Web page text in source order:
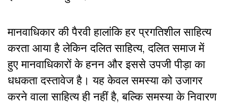
मानवाधिकार की पैरवी हालांकि हर प्रगतिशील साहित्य
करता आया है लेकिन दलित साहित्य, दलित समाज में
हुए मानवाधिकारों के हनन और इससे उपजी पीड़ा का
धधकता दस्तावेज है। यह केवल समस्या को उजागर
करने वाला साहित्य ही नहीं है, बल्कि समस्या के निवारण